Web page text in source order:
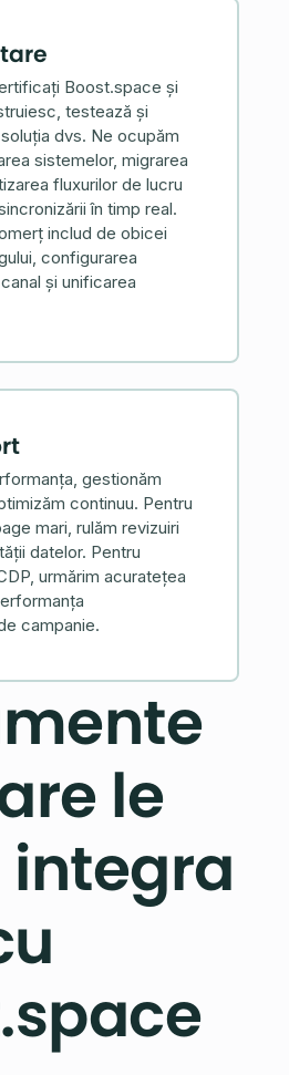
Boost.space și
testează și
dvs. Ne ocupăm
sistemelor, migrarea
fluxurilor de lucru
în timp real.
includ de obicei
configurarea
și unificarea
gestionăm
continuu. Pentru
mari, rulăm revizuiri
datelor. Pentru
urmărim acuratețea
campanie.
le